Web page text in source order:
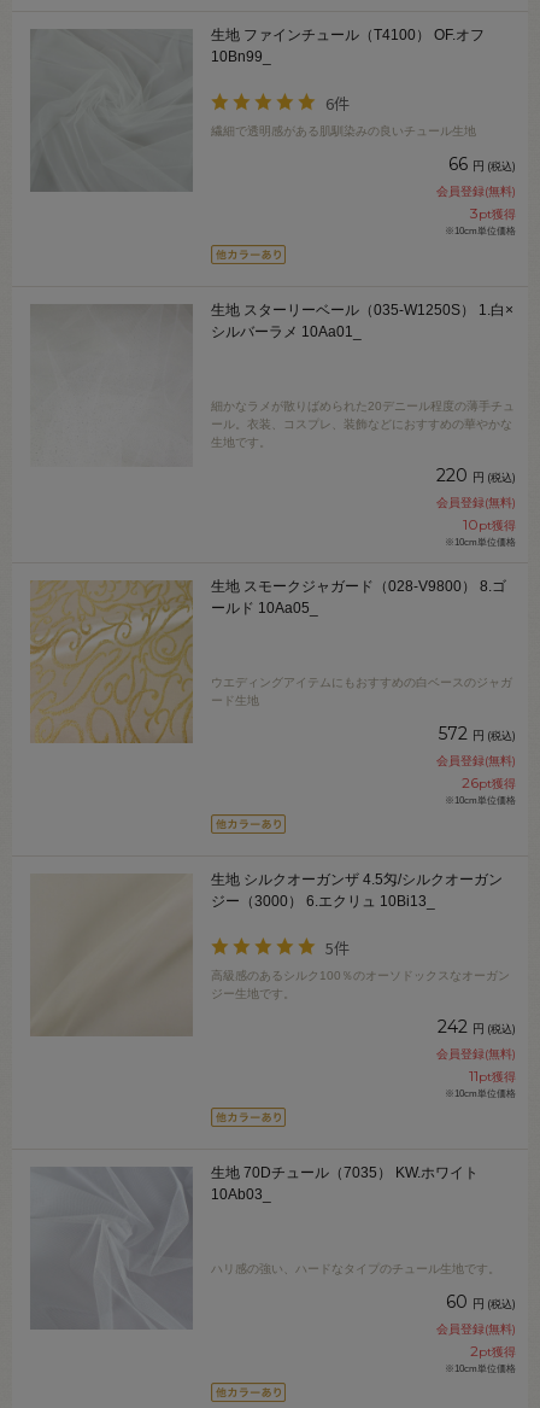
生地 ファインチュール（T4100） OF.オフ
10Bn99_
6件
繊細で透明感がある肌馴染みの良いチュール生地
66 円 (税込)
会員登録(無料)
3pt獲得
※10cm単位価格
生地 スターリーベール（035-W1250S） 1.白×
シルバーラメ 10Aa01_
細かなラメが散りばめられた20デニール程度の薄手チュ
ール。衣装、コスプレ、装飾などにおすすめの華やかな
生地です。
220 円 (税込)
会員登録(無料)
10pt獲得
※10cm単位価格
生地 スモークジャガード（028-V9800） 8.ゴ
ールド 10Aa05_
ウエディングアイテムにもおすすめの白ベースのジャガ
ード生地
572 円 (税込)
会員登録(無料)
26pt獲得
※10cm単位価格
生地 シルクオーガンザ 4.5匁/シルクオーガン
ジー（3000） 6.エクリュ 10Bi13_
5件
高級感のあるシルク100％のオーソドックスなオーガン
ジー生地です。
242 円 (税込)
会員登録(無料)
11pt獲得
※10cm単位価格
生地 70Dチュール（7035） KW.ホワイト
10Ab03_
ハリ感の強い、ハードなタイプのチュール生地です。
60 円 (税込)
会員登録(無料)
2pt獲得
※10cm単位価格